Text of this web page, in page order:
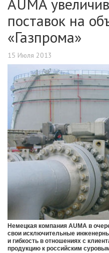
AUMA
поставок на
«Газпрома»
15 Июля 2013
Немецкая компания AUMA в
свои исключительные
и гибкость в отношениях с
продукцию к российским